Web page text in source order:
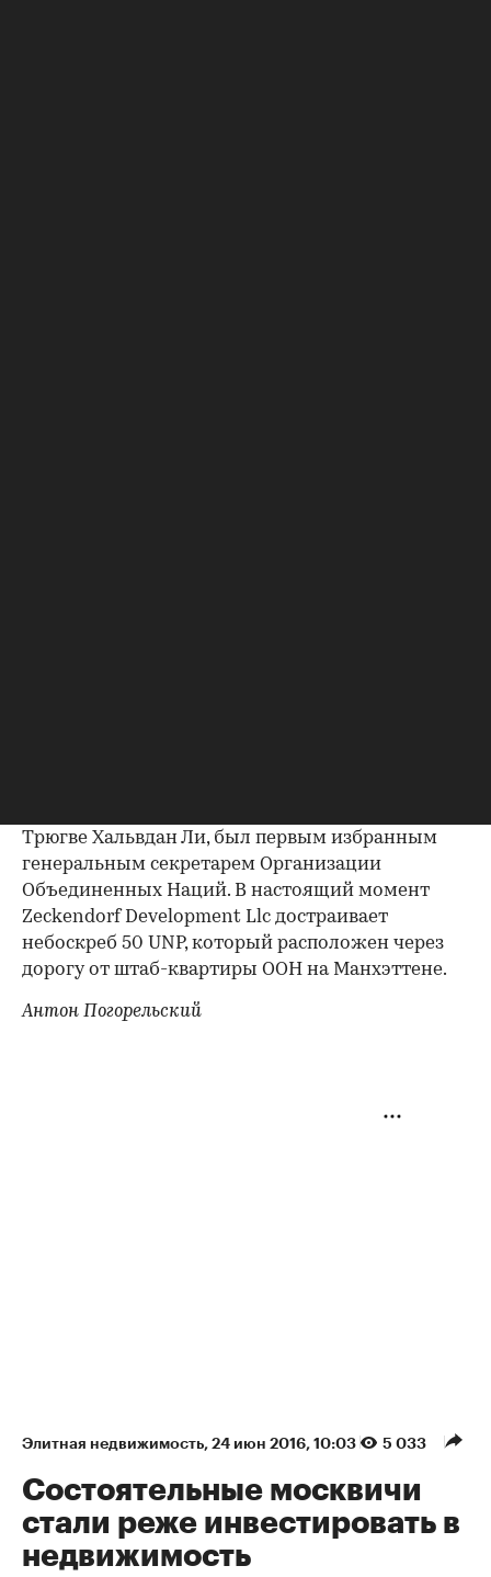
Трюгве Хальвдан Ли, был первым избранным
генеральным секретарем Организации
Объединенных Наций. В настоящий момент
Zeckendorf Development Llc достраивает
небоскреб 50 UNP, который расположен через
дорогу от штаб-квартиры ООН на Манхэттене.
Антон Погорельский
Элитная недвижимость⁠, 24 июн 2016, 10:03 5 033
Состоятельные москвичи
стали реже инвестировать в
недвижимость